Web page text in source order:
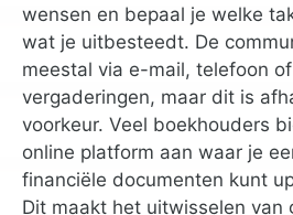
wensen en bepaal je welke
wat je uitbesteedt. De
meestal via e-mail, telefoon
vergaderingen, maar dit is
voorkeur. Veel boekhouders
online platform aan waar je
financiële documenten kunt
Dit maakt het uitwisselen van